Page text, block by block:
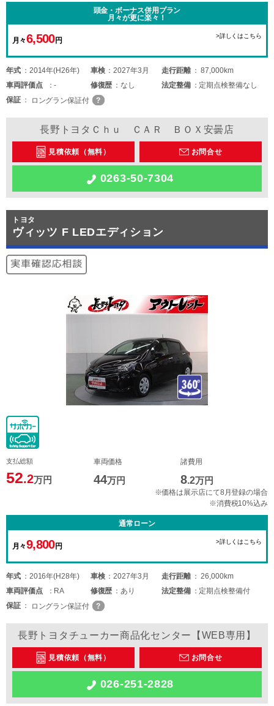
頭金・ボーナス併用プラン
月々が更に楽々！
月々6,500円
>詳しくはこちら
年式 2014年(H26年) 車検 2027年3月 走行距離
87,000km
車両評価点 - 修復歴 なし 法定整備
定期点検整備なし
保証
ロングラン保証付
長野トヨタＣｈｕ ＣＡＲ ＢＯＸ安曇店
見積依頼（無料） お問合せ
0263-50-7304
トヨタ
ヴィッツ F LEDエディション
支払総額
52.2万円
車両価格
44万円
諸費用
8.2万円
※価格は展示店にて8月登録の場合
※消費税10%込み
通常ローン
月々9,800円
>詳しくはこちら
年式 2016年(H28年) 車検 2027年3月 走行距離
26,000km
車両評価点 RA 修復歴 あり 法定整備
定期点検整備付
保証
ロングラン保証付
長野トヨタチューカー商品化センター【WEB専用】
見積依頼（無料） お問合せ
026-251-2828